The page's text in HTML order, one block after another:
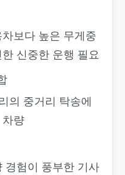
보다 높은 무게중
신중한 운행 필요
의 중거리 탁송에
차량
경험이 풍부한 기사